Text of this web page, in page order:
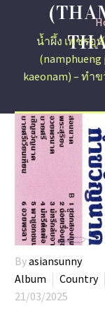
น้ำผึ้ง เพชรอุ
kaeonam) – ทำ
Byasiansunny
Album
Country
21/03/2025